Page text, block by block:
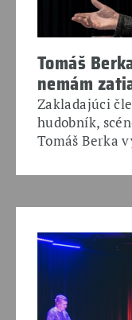
Tomáš
nemám
Zakladajúci
hudobník,
Tomáš Berka